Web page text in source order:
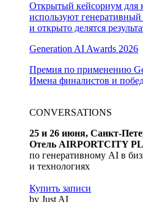
Открытый кейсориум для
используют
и открыто делятся
Generation AI Awards 2026
Премия по применению
Имена финалистов и
CONVERSATIONS
25 и 26 июня, Санкт-
Отель AIRPORTCITY
по генеративному AI в
и технологиях
Купить записи
by Just AI